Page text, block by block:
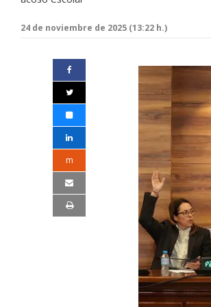
24 de noviembre de 2025 (13:22 h.)
m